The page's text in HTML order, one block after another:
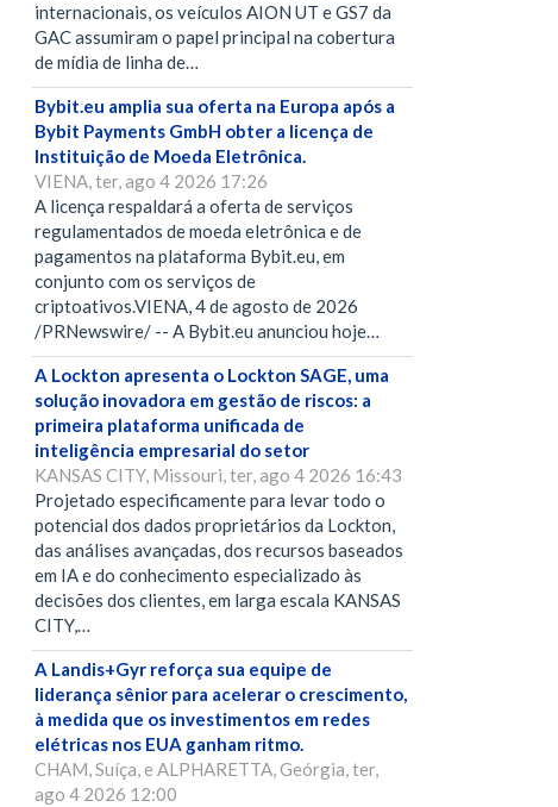
internacionais, os veículos AION UT e GS7 da
GAC assumiram o papel principal na cobertura
de mídia de linha de…
Bybit.eu amplia sua oferta na Europa após a
Bybit Payments GmbH obter a licença de
Instituição de Moeda Eletrônica.
VIENA, ter, ago 4 2026 17:26
A licença respaldará a oferta de serviços
regulamentados de moeda eletrônica e de
pagamentos na plataforma Bybit.eu, em
conjunto com os serviços de
criptoativos.VIENA, 4 de agosto de 2026
/PRNewswire/ -- A Bybit.eu anunciou hoje…
A Lockton apresenta o Lockton SAGE, uma
solução inovadora em gestão de riscos: a
primeira plataforma unificada de
inteligência empresarial do setor
KANSAS CITY, Missouri, ter, ago 4 2026 16:43
Projetado especificamente para levar todo o
potencial dos dados proprietários da Lockton,
das análises avançadas, dos recursos baseados
em IA e do conhecimento especializado às
decisões dos clientes, em larga escala KANSAS
CITY,…
A Landis+Gyr reforça sua equipe de
liderança sênior para acelerar o crescimento,
à medida que os investimentos em redes
elétricas nos EUA ganham ritmo.
CHAM, Suíça, e ALPHARETTA, Geórgia, ter,
ago 4 2026 12:00